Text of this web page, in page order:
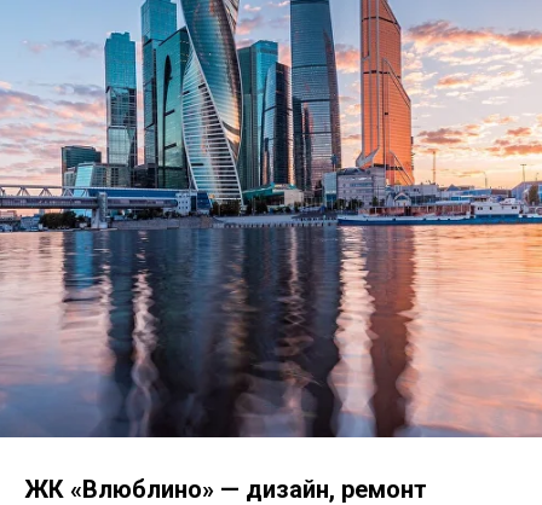
ЖК «Влюблино» — дизайн, ремонт